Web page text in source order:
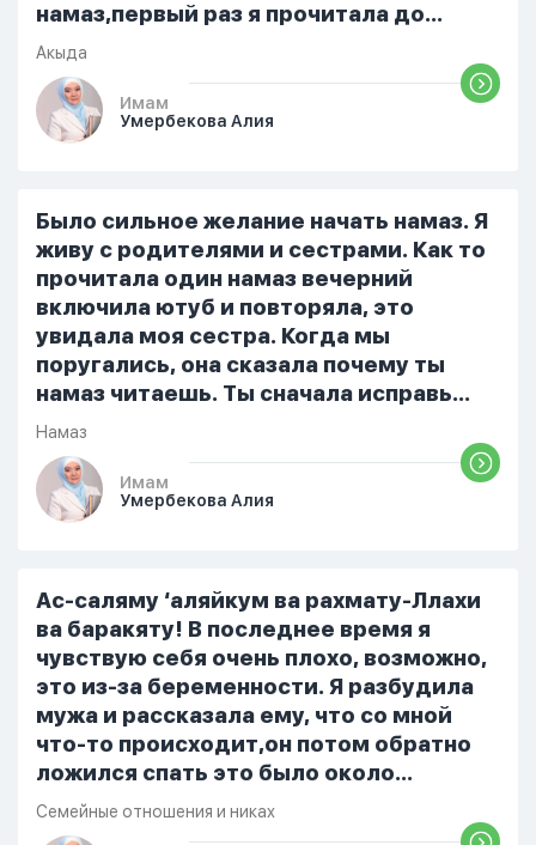
намаз,первый раз я прочитала до
«Аср» намаза и сначала было
тревожно,позже стало спокойно и в
голову начали лезть только хорошие
мысли,во второй раз когда я решила в
русский,потому что боялась
ошибиться и то что намаз не
примется,совершила истихар во время
тахаджуд...
Акыда
Имам
Умербекова Алия
Было сильное желание начать намаз. Я
живу с родителями и сестрами. Как то
прочитала один намаз вечерний
включила ютуб и повторяла, это
увидала моя сестра. Когда мы
поругались, она сказала почему ты
намаз читаешь. Ты сначала исправь
себя. После этого я не вставала на
намаз и не видела жайнамаз. Я просто
уже так не могу читать, смотреть . Дуа
я делаю скрытно если делаю дома. Я
От родных же людей.
Намаз
Имам
Умербекова Алия
Ас-саляму ‘аляйкум ва рахмату-Ллахи
ва баракяту! В последнее время я
чувствую себя очень плохо, возможно,
это из-за беременности. Я разбудила
мужа и рассказала ему, что со мной
что-то происходит,он потом обратно
ложился спать это было около
одиннадцати вечера. Но я снова
разбудила его, сказав, что мне плохо.
Семейные отношения и никах